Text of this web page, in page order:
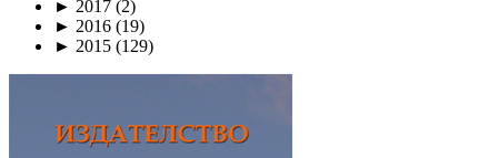
► 2017 (2)
► 2016 (19)
► 2015 (129)